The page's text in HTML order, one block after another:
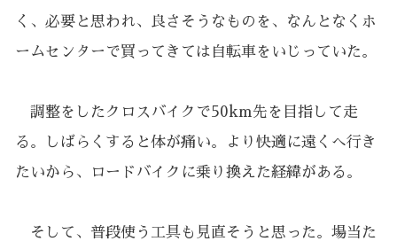
く、必要と思われ、良さそうなものを、なんとなくホ
ームセンターで買ってきては自転車をいじっていた。
調整をしたクロスバイクで50km先を目指して走
る。しばらくすると体が痛い。より快適に遠くへ行き
たいから、ロードバイクに乗り換えた経緯がある。
そして、普段使う工具も見直そうと思った。場当た